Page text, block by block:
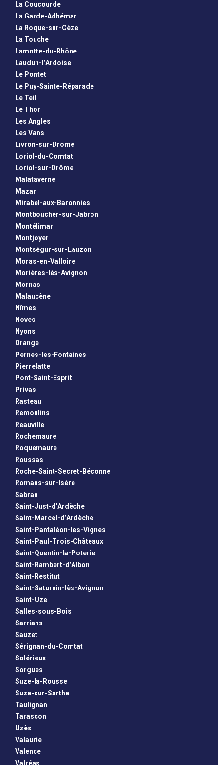
La Coucourde
La Garde-Adhémar
La Roque-sur-Cèze
La Touche
Lamotte-du-Rhône
Laudun-l’Ardoise
Le Pontet
Le Puy-Sainte-Réparade
Le Teil
Le Thor
Les Angles
Les Vans
Livron-sur-Drôme
Loriol-du-Comtat
Loriol-sur-Drôme
Malataverne
Mazan
Mirabel-aux-Baronnies
Montboucher-sur-Jabron
Montélimar
Montjoyer
Montségur-sur-Lauzon
Moras-en-Valloire
Morières-lès-Avignon
Mornas
Malaucène
Nîmes
Noves
Nyons
Orange
Pernes-les-Fontaines
Pierrelatte
Pont-Saint-Esprit
Privas
Rasteau
Remoulins
Reauville
Rochemaure
Roquemaure
Roussas
Roche-Saint-Secret-Béconne
Romans-sur-Isère
Sabran
Saint-Just-d’Ardèche
Saint-Marcel-d’Ardèche
Saint-Pantaléon-les-Vignes
Saint-Paul-Trois-Châteaux
Saint-Quentin-la-Poterie
Saint-Rambert-d’Albon
Saint-Restitut
Saint-Saturnin-lès-Avignon
Saint-Uze
Salles-sous-Bois
Sarrians
Sauzet
Sérignan-du-Comtat
Solérieux
Sorgues
Suze-la-Rousse
Suze-sur-Sarthe
Taulignan
Tarascon
Uzès
Valaurie
Valence
Valréas